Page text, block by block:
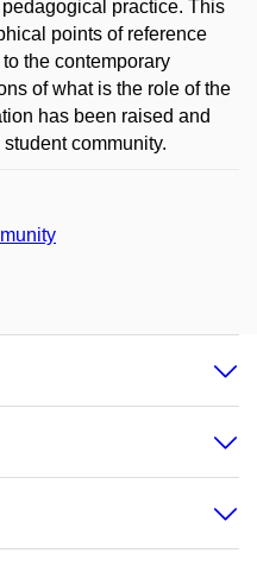
practice. This
points of reference
the contemporary
of what is the role of the
has been raised and
community.